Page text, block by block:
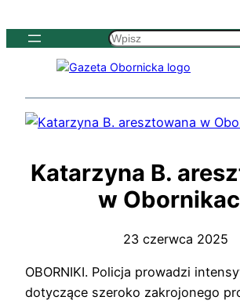
Szukaj
Katarzyna B.
w
23 czerwca 2025
OBORNIKI. Policja prowadzi
dotyczące szeroko zakrojonego